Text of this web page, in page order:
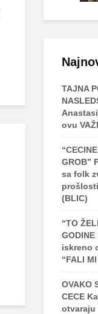
TAJNA
ovu
GROB”
sa folk
(BLIC)
“TO
iskreno
“FALI
OVAKO
CECE
otvaraju